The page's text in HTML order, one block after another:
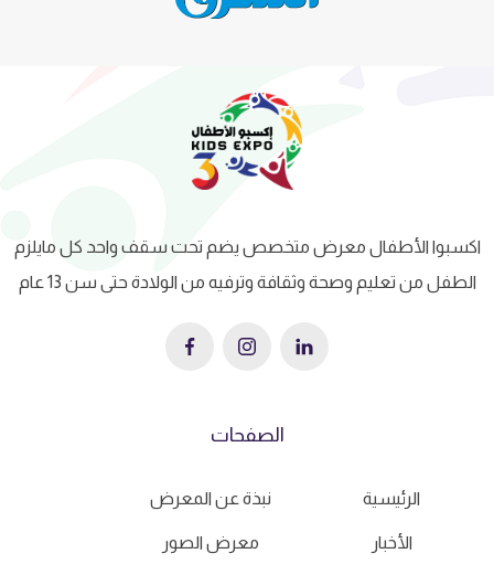
اكسبوا الأطفال معرض متخصص يضم تحت سقف واحد كل مايلزم
الطفل من تعليم وصحة وثقافة وترفيه من الولادة حتى سن 13 عام
الصفحات
الرئيسية نبذة عن المعرض
الأخبار معرض الصور